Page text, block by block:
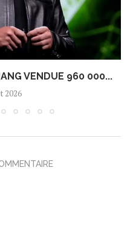
VENDUE 960 000...
2026